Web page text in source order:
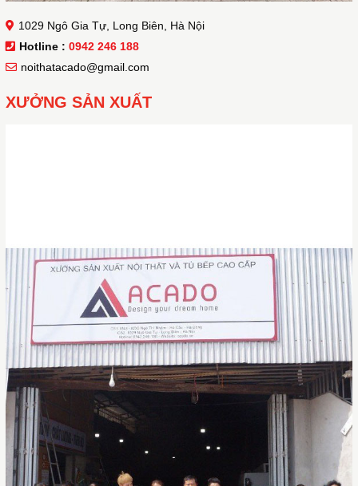
1029 Ngô Gia Tự, Long Biên, Hà Nội
Hotline : 0942 246 188
noithatacado@gmail.com
XƯỞNG SẢN XUẤT